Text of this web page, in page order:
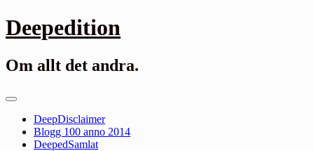
Gå
till
Deepedition
Om allt det andra.
Primär
DeepDisclaimer
Blogg 100 anno 2014
DeepedSamlat